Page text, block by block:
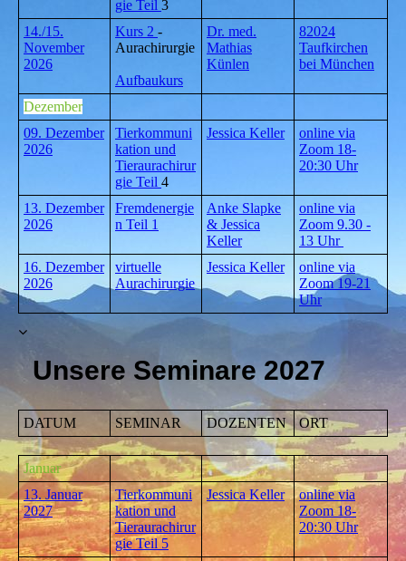
gie Teil 3
14./15.
November
2026
Kurs 2 -
Aurachirurgie
Aufbaukurs
Dr. med.
Mathias
Künlen
82024
Taufkirchen
bei München
Dezember
09. Dezember
2026
Tierkommuni
kation und
Tieraurachirur
gie Teil 4
Jessica Keller
online via
Zoom 18-
20:30 Uhr
13. Dezember
2026
Fremdenergie
n Teil 1
Anke Slapke
& Jessica
Keller
online via
Zoom 9.30 -
13 Uhr
16. Dezember
2026
virtuelle
Aurachirurgie
Jessica Keller
online via
Zoom 19-21
Uhr
Unsere Seminare 2027
DATUM SEMINAR DOZENTEN ORT
Januar
13. Januar
2027
Tierkommuni
kation und
Tieraurachirur
gie Teil 5
Jessica Keller
online via
Zoom 18-
20:30 Uhr